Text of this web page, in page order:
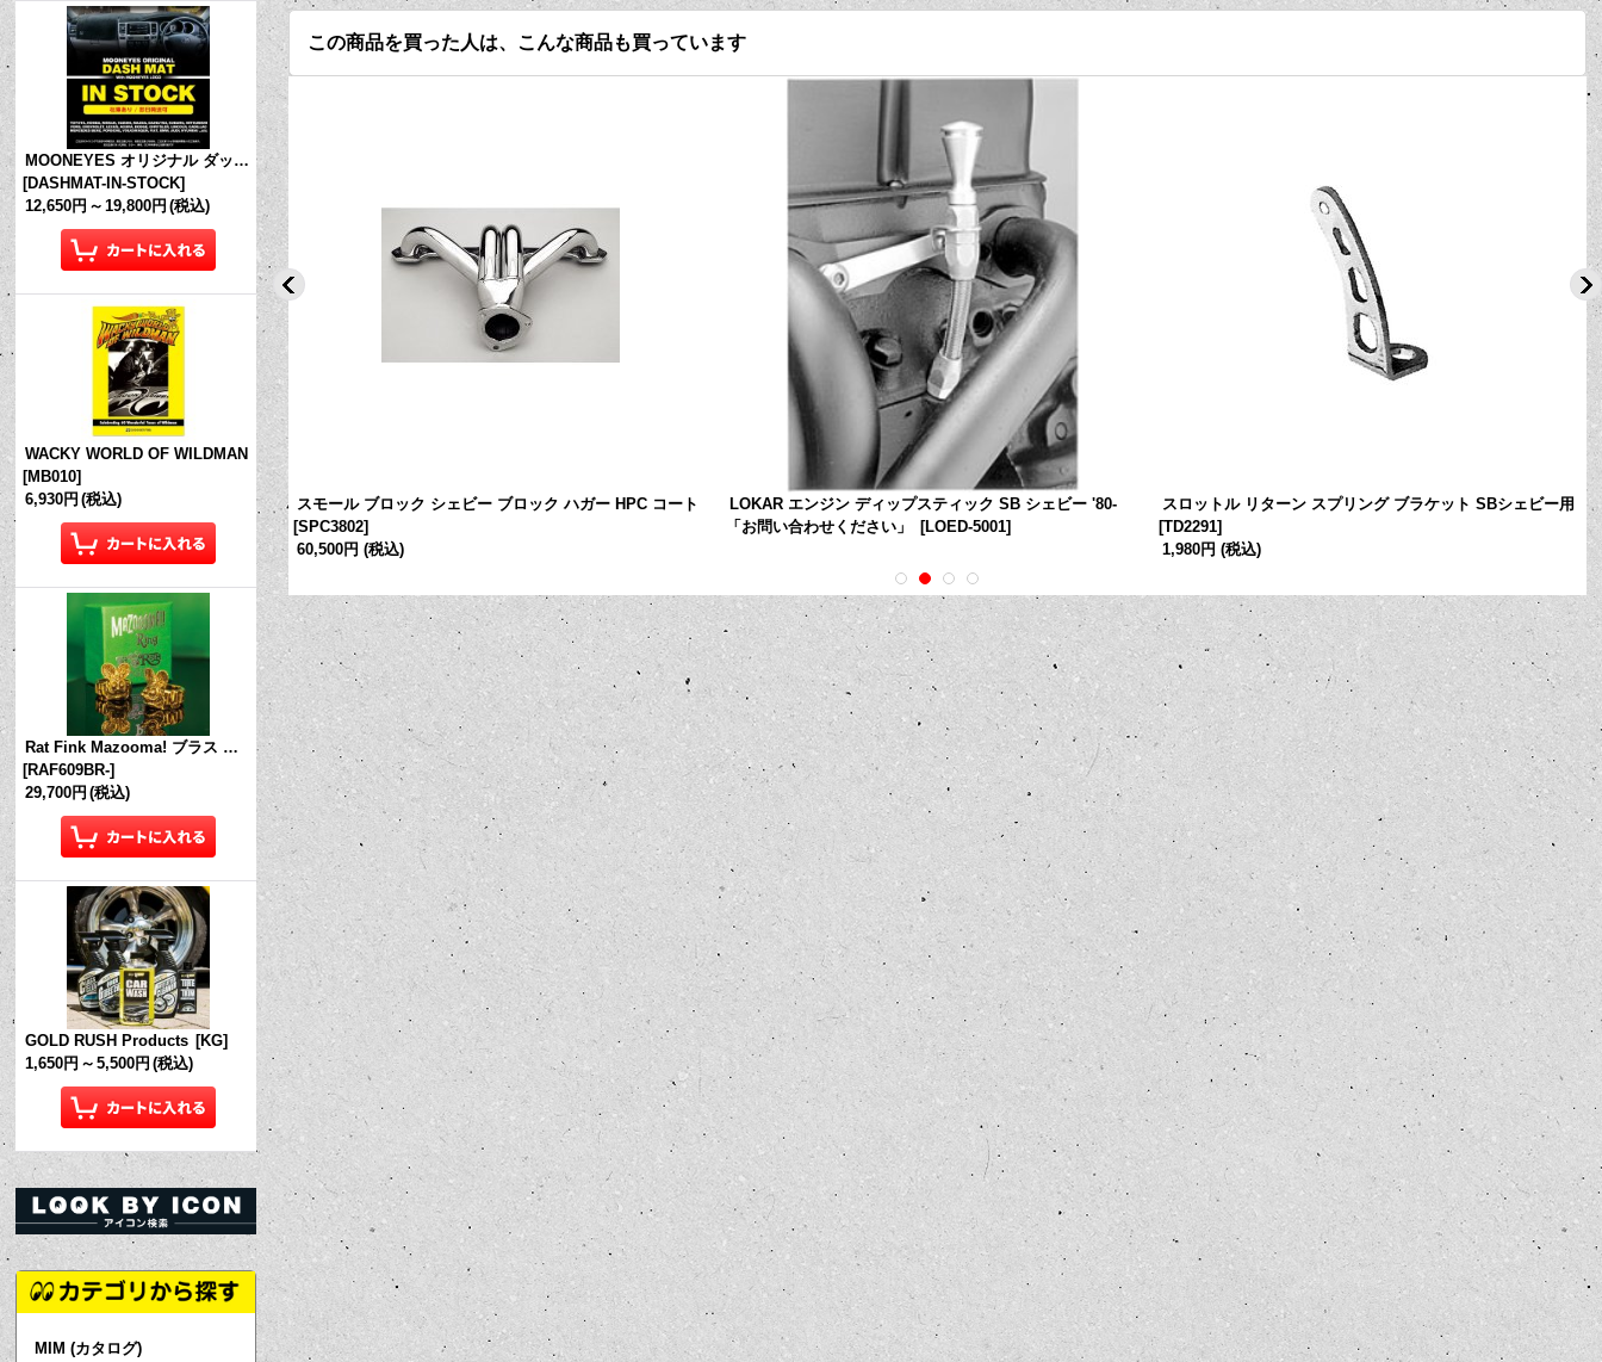
MOONEYES オリジナル ダッシュマット (in Stock!)
[DASHMAT-IN-STOCK]
12,650円 ～ 19,800円 (税込)
WACKY WORLD OF WILDMAN
[MB010]
6,930円 (税込)
Rat Fink Mazooma! ブラス リング
[RAF609BR-]
29,700円 (税込)
GOLD RUSH Products [KG]
1,650円 ～ 5,500円 (税込)
MIM (カタログ)
この商品を買った人は、こんな商品も買っています
ビー ブロック ハガー アン ペインティ
スモール ブロック シェビー ブロック ハガー HPC コート
[SPC3802]
60,500円 (税込)
LOKAR エンジン ディップスティック SB シェビー '80-
「お問い合わせください」
[LOED-5001]
スロットル リターン スプリング ブラケット SBシェビー用
[TD2291]
1,980円 (税込)
[